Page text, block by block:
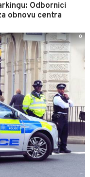
Odbornici
obnovu centra
0